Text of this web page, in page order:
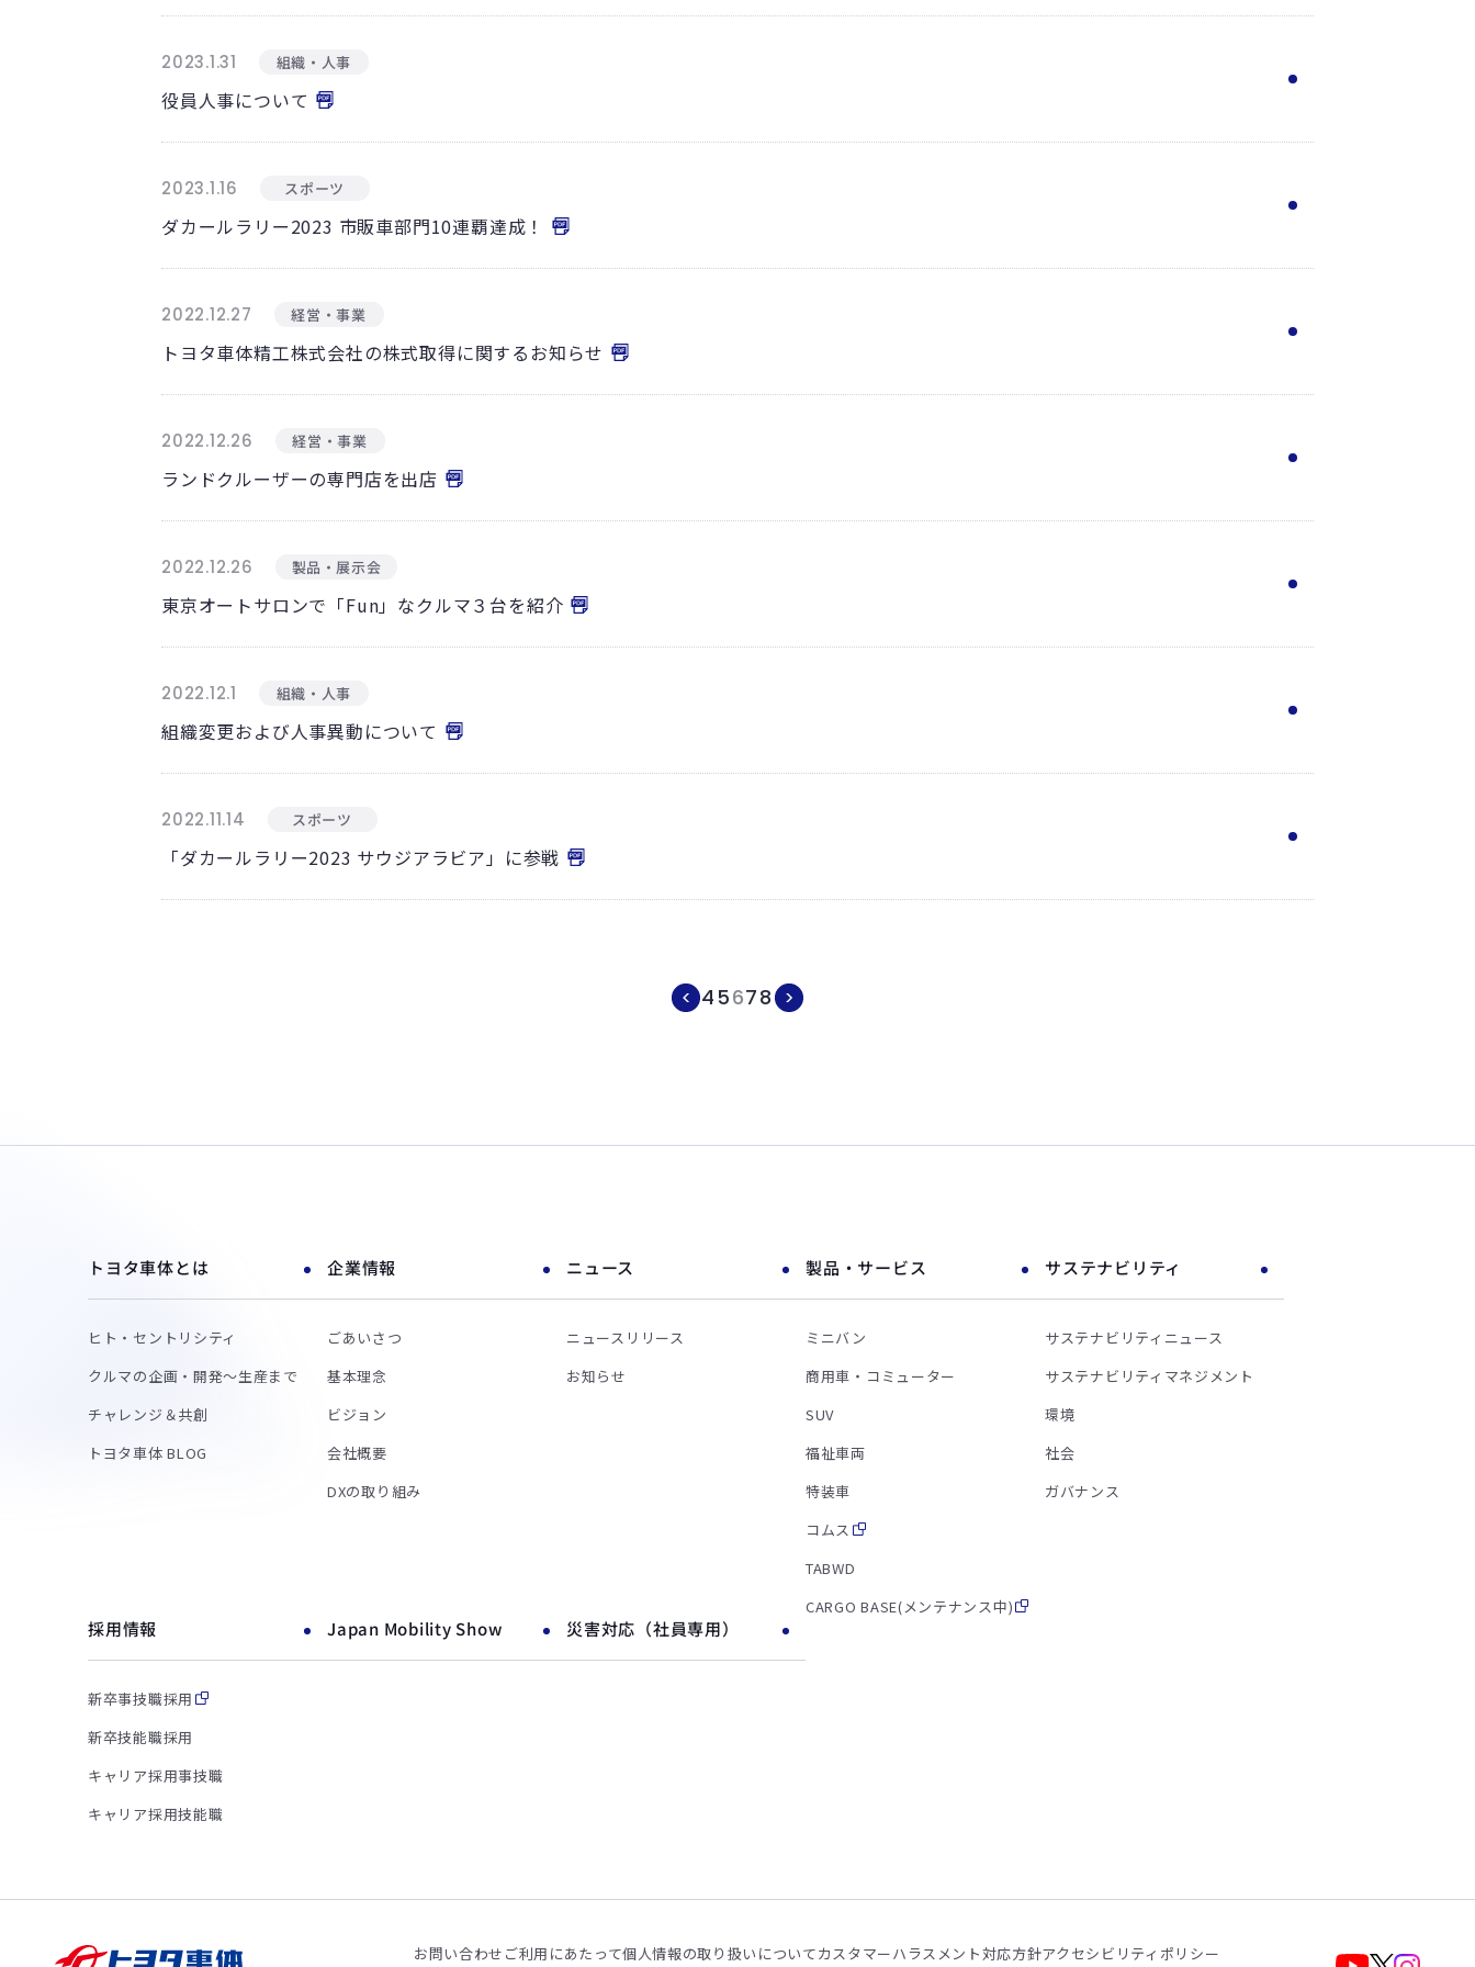
2023.1.31 組織・人事
役員人事について
2023.1.16 スポーツ
ダカールラリー2023 市販車部門10連覇達成！
2022.12.27 経営・事業
トヨタ車体精工株式会社の株式取得に関するお知らせ
2022.12.26 経営・事業
ランドクルーザーの専門店を出店
2022.12.26 製品・展示会
東京オートサロンで「Fun」なクルマ３台を紹介
2022.12.1 組織・人事
組織変更および人事異動について
2022.11.14 スポーツ
「ダカールラリー2023 サウジアラビア」に参戦
45678
トヨタ車体とは
ヒト・セントリシティ
クルマの企画・開発～生産まで
チャレンジ＆共創
トヨタ車体 BLOG
企業情報
ごあいさつ
基本理念
ビジョン
会社概要
DXの取り組み
ニュース
ニュースリリース
お知らせ
製品・サービス
ミニバン
商用車・コミューター
SUV
福祉車両
特装車
コムス
TABWD
CARGO BASE(メンテナンス中)
サステナビリティ
サステナビリティニュース
サステナビリティマネジメント
環境
社会
ガバナンス
採用情報
新卒事技職採用
新卒技能職採用
キャリア採用事技職
キャリア採用技能職
Japan Mobility Show 災害対応（社員専用）
お問い合わせ ご利用にあたって個人情報の取り扱いについてカスタマーハラスメント対応方針アクセシビリティポリシー